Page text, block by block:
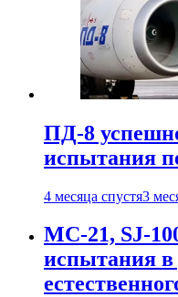
ПД-8
испытания
4 месяца спустя3
МС-21, SJ-
испытания в